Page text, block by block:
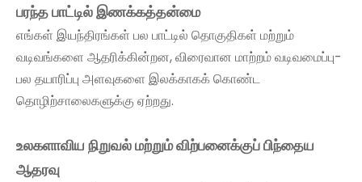
பரந்த பாட்டில் இணக்கத்தன்மை
எங்கள் இயந்திரங்கள் பல பாட்டில் தொகுதிகள் மற்றும்
வடிவங்களை ஆதரிக்கின்றன, விரைவான மாற்றம் வடிவமைப்பு-
பல தயாரிப்பு அளவுகளை இலக்காகக் கொண்ட
தொழிற்சாலைகளுக்கு ஏற்றது.
உலகளாவிய நிறுவல் மற்றும் விற்பனைக்குப் பிந்தைய
ஆதரவு